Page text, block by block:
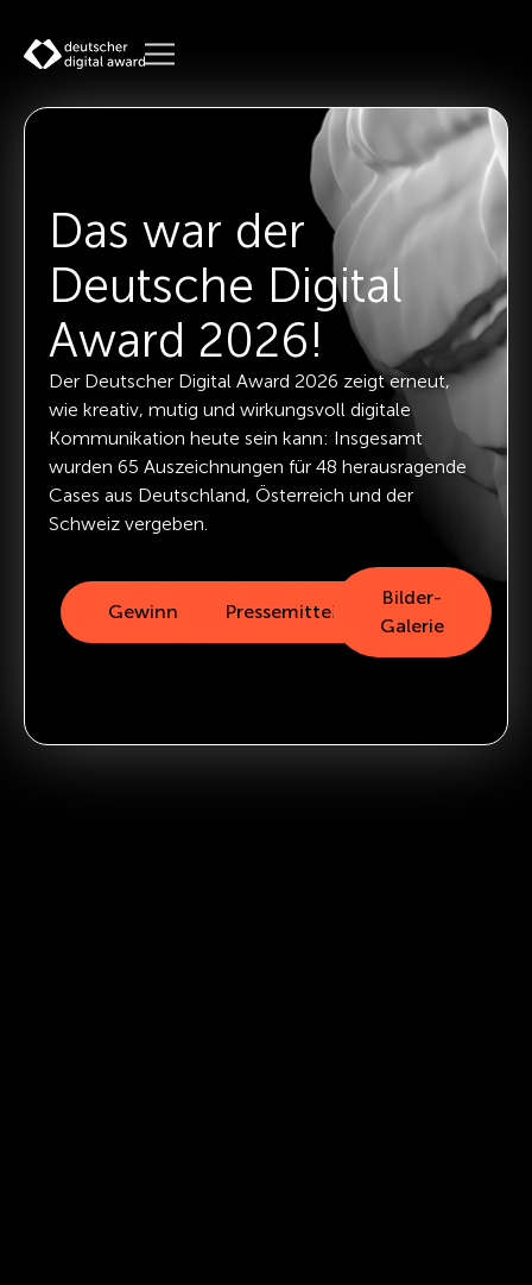
Das war der
Deutsche Digital
Award 2026!
Der Deutscher Digital Award 2026 zeigt erneut,
wie kreativ, mutig und wirkungsvoll digitale
Kommunikation heute sein kann: Insgesamt
wurden 65 Auszeichnungen für 48 herausragende
Cases aus Deutschland, Österreich und der
Schweiz vergeben.
Gewinner Pressemitteilung
Bilder-
Galerie